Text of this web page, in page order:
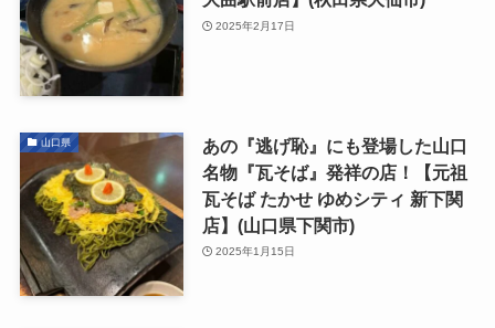
2025年2月17日
山口県
あの『逃げ恥』にも登場した山口
名物『瓦そば』発祥の店！【元祖
瓦そば たかせ ゆめシティ 新下関
店】(山口県下関市)
2025年1月15日